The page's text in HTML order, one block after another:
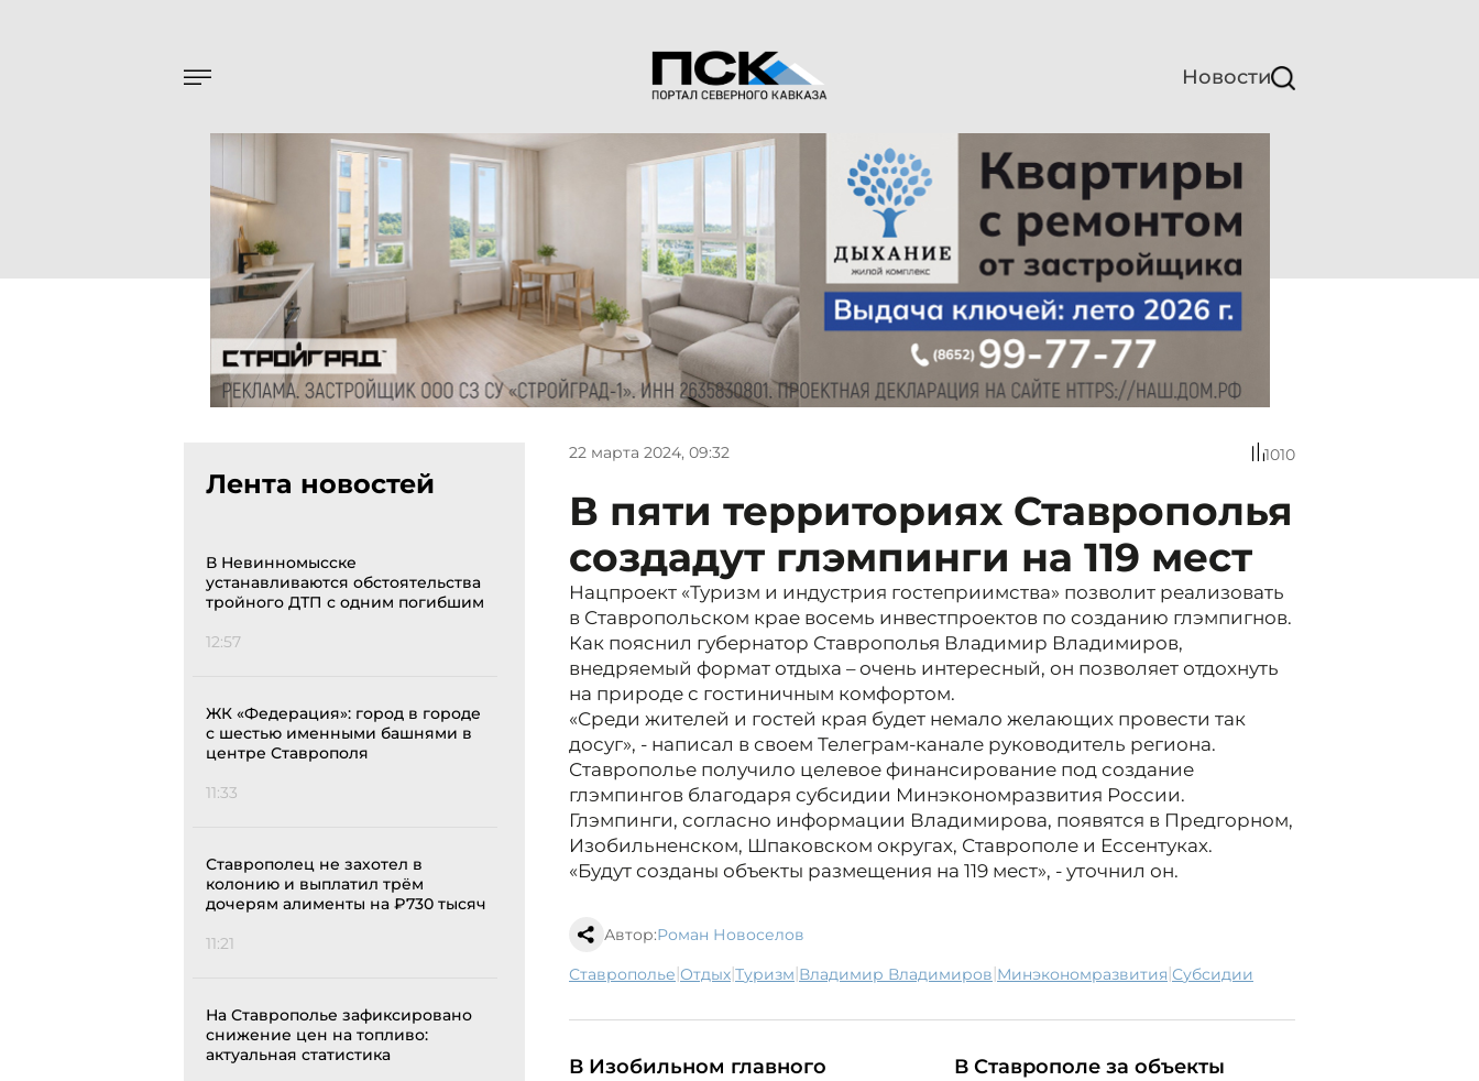
Новости
Лента новостей
В Невинномысске
устанавливаются обстоятельства
тройного ДТП с одним погибшим
12:57
ЖК «Федерация»: город в городе
с шестью именными башнями в
центре Ставрополя
11:33
Ставрополец не захотел в
колонию и выплатил трём
дочерям алименты на ₽730 тысяч
11:21
На Ставрополье зафиксировано
снижение цен на топливо:
актуальная статистика
22 марта 2024, 09:32 1010
В пяти территориях Ставрополья
создадут глэмпинги на 119 мест
Нацпроект «Туризм и индустрия гостеприимства» позволит реализовать
в Ставропольском крае восемь инвестпроектов по созданию глэмпигнов.
Как пояснил губернатор Ставрополья Владимир Владимиров,
внедряемый формат отдыха – очень интересный, он позволяет отдохнуть
на природе с гостиничным комфортом.
«Среди жителей и гостей края будет немало желающих провести так
досуг», - написал в своем Телеграм-канале руководитель региона.
Ставрополье получило целевое финансирование под создание
глэмпингов благодаря субсидии Минэкономразвития России.
Глэмпинги, согласно информации Владимирова, появятся в Предгорном,
Изобильненском, Шпаковском округах, Ставрополе и Ессентуках.
«Будут созданы объекты размещения на 119 мест», - уточнил он.
Автор:Роман Новоселов
Ставрополье| отдых| туризм| Владимир Владимиров| минэкономразвития| субсидии
В Изобильном главного
В Ставрополе за объекты